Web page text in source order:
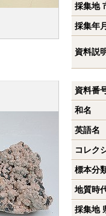
採集地
採集年
資料説
資料番
和名
英語名
コレク
標本分
地質時
採集地